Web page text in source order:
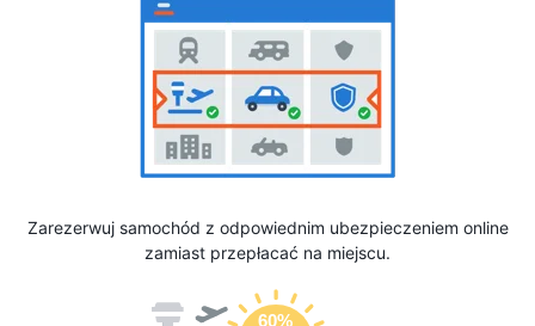
Zarezerwuj samochód z odpowiednim ubezpieczeniem online
zamiast przepłacać na miejscu.